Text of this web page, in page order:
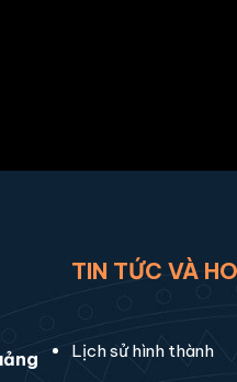
TIN TỨC VÀ
Lịch sử hình thành